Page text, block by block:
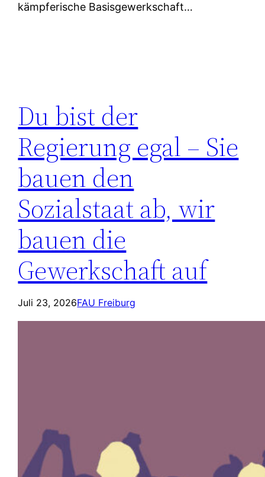
kämpferische Basisgewerkschaft…
Du bist der
Regierung egal – Sie
bauen den
Sozialstaat ab, wir
bauen die
Gewerkschaft auf
Juli 23, 2026FAU Freiburg